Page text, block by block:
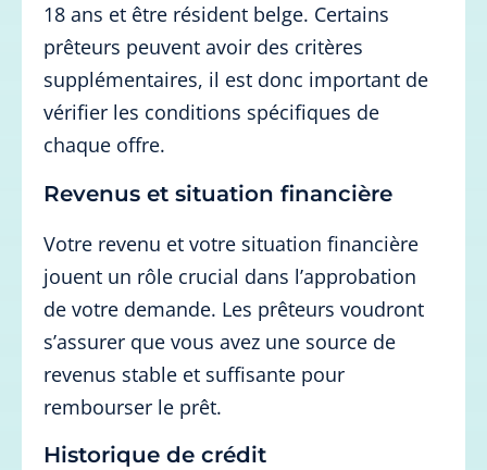
18 ans et être résident belge. Certains
prêteurs peuvent avoir des critères
supplémentaires, il est donc important de
vérifier les conditions spécifiques de
chaque offre.
Revenus et situation financière
Votre revenu et votre situation financière
jouent un rôle crucial dans l’approbation
de votre demande. Les prêteurs voudront
s’assurer que vous avez une source de
revenus stable et suffisante pour
rembourser le prêt.
Historique de crédit